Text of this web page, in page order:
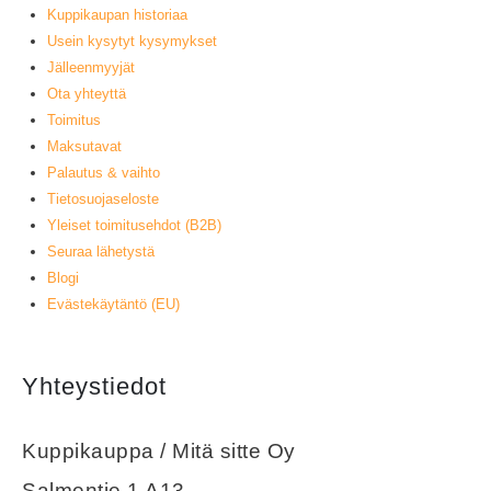
Kuppikaupan historiaa
Usein kysytyt kysymykset
Jälleenmyyjät
Ota yhteyttä
Toimitus
Maksutavat
Palautus & vaihto
Tietosuojaseloste
Yleiset toimitusehdot (B2B)
Seuraa lähetystä
Blogi
Evästekäytäntö (EU)
Yhteystiedot
Kuppikauppa / Mitä sitte Oy